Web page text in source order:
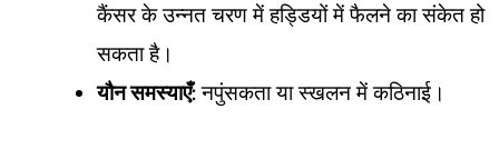
कैंसर के उन्नत चरण में हड्डियों में फैलने का संकेत हो
सकता है।
यौन समस्याएँ: नपुंसकता या स्खलन में कठिनाई।